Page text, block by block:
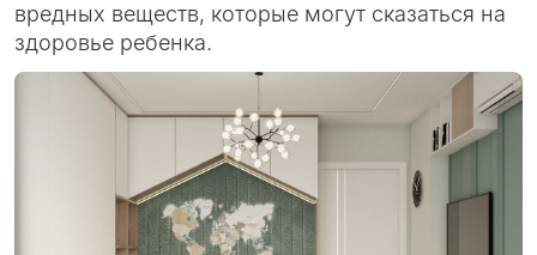
вредных веществ, которые могут сказаться на
здоровье ребенка.